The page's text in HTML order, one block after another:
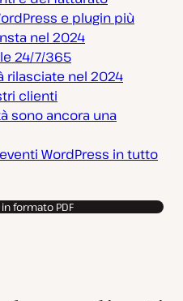
e plugin più
nel 2024
24/7/365
rilasciate nel 2024
clienti
sono ancora una
WordPress in tutto
formato PDF